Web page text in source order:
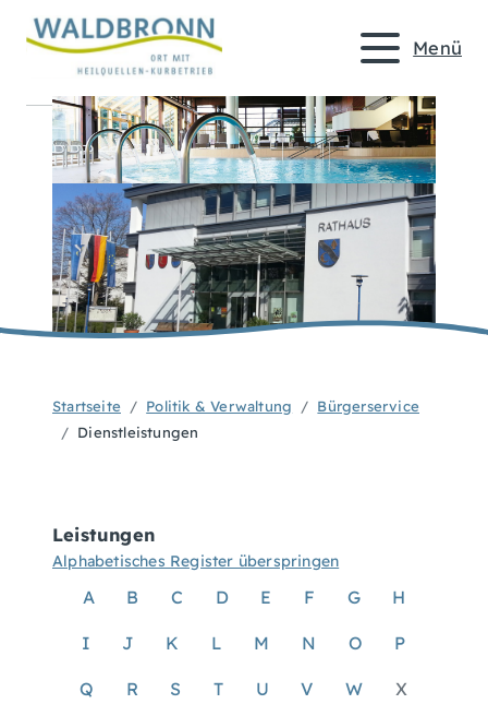
Menü
Startseite Politik & Verwaltung
Bürgerservice
Dienstleistungen
Leistungen
Alphabetisches Register überspringen
A B C D E F G H
I J K L M N O P
Q R S T U V W X